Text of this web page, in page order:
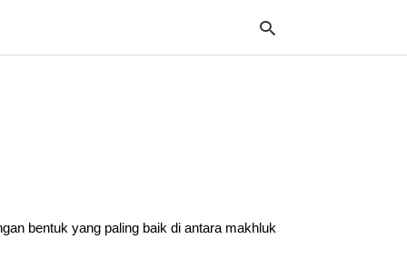
bentuk yang paling baik di antara makhluk